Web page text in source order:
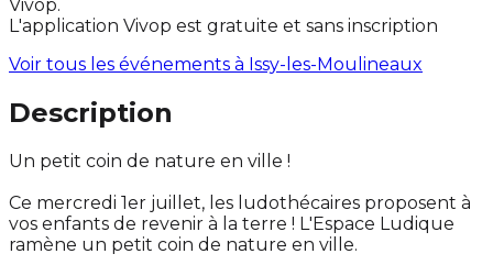
Vivop.
L'application Vivop est gratuite et sans inscription
Voir tous les événements à Issy-les-Moulineaux
Description
Un petit coin de nature en ville !
Ce mercredi 1er juillet, les ludothécaires proposent à
vos enfants de revenir à la terre ! L'Espace Ludique
ramène un petit coin de nature en ville.